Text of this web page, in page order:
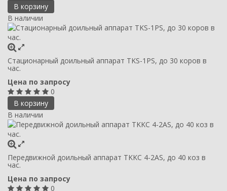
В корзину
В наличии
Стационарный доильный аппарат TKS-1PS, до 30 коров в
час.
Цена по запросу
0
В корзину
В наличии
Передвижной доильный аппарат TKKC 4-2AS, до 40 коз в
час.
Цена по запросу
0